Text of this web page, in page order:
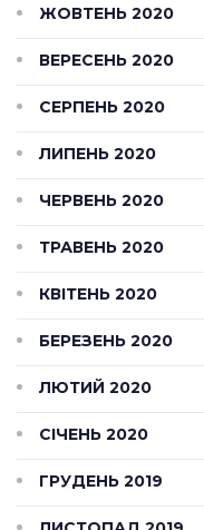
ЖОВТЕНЬ 2020
ВЕРЕСЕНЬ 2020
СЕРПЕНЬ 2020
ЛИПЕНЬ 2020
ЧЕРВЕНЬ 2020
ТРАВЕНЬ 2020
КВІТЕНЬ 2020
БЕРЕЗЕНЬ 2020
ЛЮТИЙ 2020
СІЧЕНЬ 2020
ГРУДЕНЬ 2019